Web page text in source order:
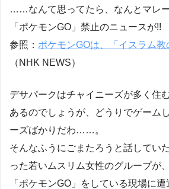
……なんて思ってたら、なんとマレ
「ポケモンGO」禁止のニュースが!!
参照： ポケモンGOは、「イスラム教
（NHK NEWS）
デサパークはチャイニーズが多く住
あるのでしょうが、どうりでゲーム
ーズばかりだわ……。
そんなふうにごまたろうと話してい
った若いムスリム女性のグループが
「ポケモンGO」をしている現場に